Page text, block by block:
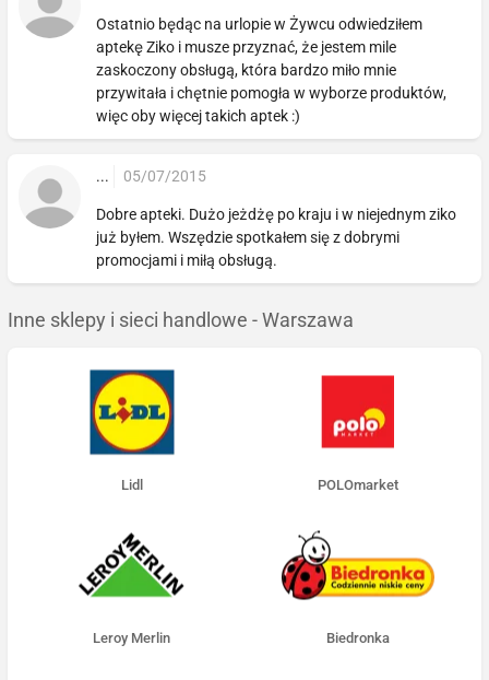
Ostatnio będąc na urlopie w Żywcu odwiedziłem
aptekę Ziko i musze przyznać, że jestem mile
zaskoczony obsługą, która bardzo miło mnie
przywitała i chętnie pomogła w wyborze produktów,
więc oby więcej takich aptek :)
... 05/07/2015
Dobre apteki. Dużo jeżdżę po kraju i w niejednym ziko
już byłem. Wszędzie spotkałem się z dobrymi
promocjami i miłą obsługą.
Inne sklepy i sieci handlowe - Warszawa
Lidl POLOmarket
Leroy Merlin Biedronka